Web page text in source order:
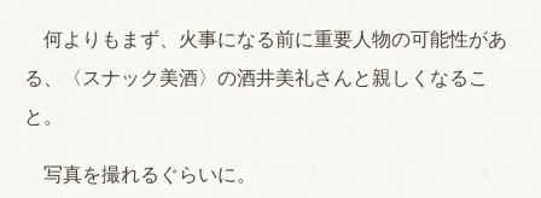
何よりもまず、火事になる前に重要人物の可能性があ
る、〈スナック美酒〉の酒井美礼さんと親しくなるこ
と。
写真を撮れるぐらいに。